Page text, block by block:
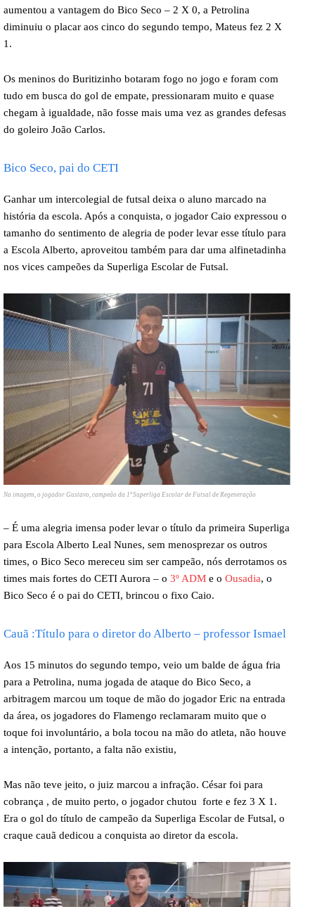
aumentou a vantagem do Bico Seco – 2 X 0, a Petrolina
diminuiu o placar aos cinco do segundo tempo, Mateus fez 2 X
1.
Os meninos do Buritizinho botaram fogo no jogo e foram com
tudo em busca do gol de empate, pressionaram muito e quase
chegam à igualdade, não fosse mais uma vez as grandes defesas
do goleiro João Carlos.
Bico Seco, pai do CETI
Ganhar um intercolegial de futsal deixa o aluno marcado na
história da escola. Após a conquista, o jogador Caio expressou o
tamanho do sentimento de alegria de poder levar esse título para
a Escola Alberto, aproveitou também para dar uma alfinetadinha
nos vices campeões da Superliga Escolar de Futsal.
Na imagem, o jogador Gustavo, campeão da 1ª Superliga Escolar de Futsal de Regeneração
– É uma alegria imensa poder levar o título da primeira Superliga
para Escola Alberto Leal Nunes, sem menosprezar os outros
times, o Bico Seco mereceu sim ser campeão, nós derrotamos os
times mais fortes do CETI Aurora – o 3º ADM e o Ousadia, o
Bico Seco é o pai do CETI, brincou o fixo Caio.
Cauã :Título para o diretor do Alberto – professor Ismael
Aos 15 minutos do segundo tempo, veio um balde de água fria
para a Petrolina, numa jogada de ataque do Bico Seco, a
arbitragem marcou um toque de mão do jogador Eric na entrada
da área, os jogadores do Flamengo reclamaram muito que o
toque foi involuntário, a bola tocou na mão do atleta, não houve
a intenção, portanto, a falta não existiu,
Mas não teve jeito, o juiz marcou a infração. César foi para
cobrança , de muito perto, o jogador chutou forte e fez 3 X 1.
Era o gol do título de campeão da Superliga Escolar de Futsal, o
craque cauã dedicou a conquista ao diretor da escola.